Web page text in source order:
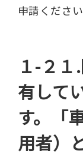
申請ください
１-２
有して
す。「
用者）